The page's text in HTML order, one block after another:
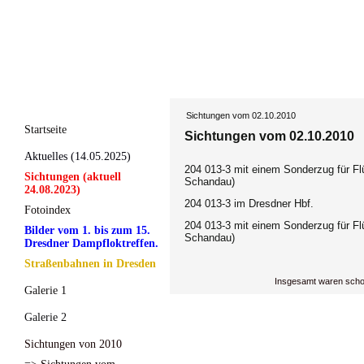
Startseite
Aktuelles (14.05.2025)
Sichtungen (aktuell
24.08.2023)
Fotoindex
Bilder vom 1. bis zum 15.
Dresdner Dampfloktreffen.
Straßenbahnen in Dresden
Galerie 1
Galerie 2
Sichtungen von 2010
Sichtungen vom 02.10.2010
Sichtungen vom 02.10.2010
204 013-3 mit einem Sonderzug für
Schandau)
204 013-3 im Dresdner Hbf.
204 013-3 mit einem Sonderzug für
Schandau)
Insgesamt waren